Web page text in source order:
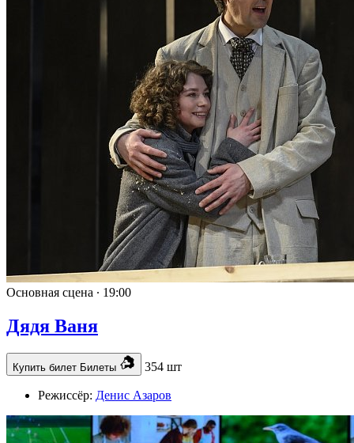
Основная сцена ∙ 19:00
Дядя Ваня
Купить билет Билеты 354 шт
Режиссёр: Денис Азаров